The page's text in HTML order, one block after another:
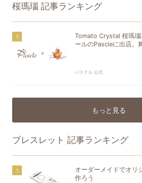
桜瑪瑙 記事ランキング
Tomato Crystal 桜瑪瑙
ールのPascleに出店。
パスクル 公式
もっと見る
ブレスレット 記事ランキング
オーダーメイドでオリ
作ろう